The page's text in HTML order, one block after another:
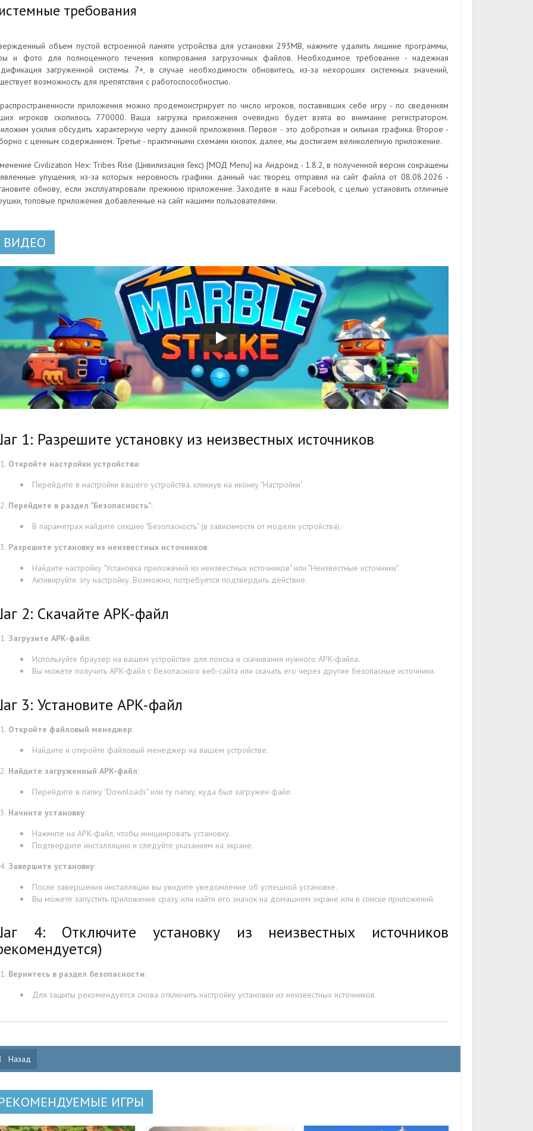
требования
объем пустой встроенной памяти устройства для установки 293MB, нажмите удалить лишние программы,
и фото для полноценного течения копирования загрузочных файлов. Необходимое требование - надежная
загруженной системы. 7+, в случае необходимости обновитесь, из-за нехороших системных значений,
возможность для препятствия с работоспособностью.
приложения можно продемонстрирует по число игроков, поставивших себе игру - по сведениям
игроков скопилось 770000. Ваша загрузка приложения очевидно будет взята во внимание регистратором.
усилия обсудить характерную черту данной приложения. Первое - это добротная и сильная графика. Второе -
с ценным содержанием. Третье - практичными схемами кнопок. далее, мы достигаем великолепную приложение.
Civilization Hex: Tribes Rise (Цивилизация Гекс) [МОД Menu] на Андроид - 1.8.2, в полученной версии сокращены
упущения, из-за которых неровность графики. данный час творец отправил на сайт файла от 08.08.2026 -
обнову, если эксплуатировали прежнюю приложение. Заходите в наш Facebook, с целью установить отличные
топовые приложения добавленные на сайт нашими пользователями.
ВИДЕО
1: Разрешите установку из неизвестных источников
Откройте настройки устройства:
Перейдите в настройки вашего устройства, кликнув на иконку "Настройки".
Перейдите в раздел "Безопасность":
В параметрах найдите секцию "Безопасность" (в зависимости от модели устройства).
Разрешите установку из неизвестных источников:
Найдите настройку "Установка приложений из неизвестных источников" или "Неизвестные источники".
Активируйте эту настройку. Возможно, потребуется подтвердить действие.
2: Скачайте APK-файл
Загрузите APK-файл:
Используйте браузер на вашем устройстве для поиска и скачивания нужного APK-файла.
Вы можете получить APK-файл с безопасного веб-сайта или скачать его через другие безопасные источники.
3: Установите APK-файл
Откройте файловый менеджер:
Найдите и откройте файловый менеджер на вашем устройстве.
Найдите загруженный APK-файл:
Перейдите в папку "Downloads" или ту папку, куда был загружен файл.
Начните установку:
Нажмите на APK-файл, чтобы инициировать установку.
Подтвердите инсталляцию и следуйте указаниям на экране.
Завершите установку:
После завершения инсталляции вы увидите уведомление об успешной установке.
Вы можете запустить приложение сразу или найти его значок на домашнем экране или в списке приложений.
4: Отключите установку из неизвестных источников
Вернитесь в раздел безопасности:
Для защиты рекомендуется снова отключить настройку установки из неизвестных источников.
Назад
ИГРЫ